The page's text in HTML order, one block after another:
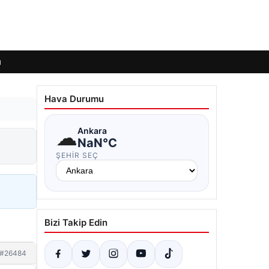
#26484
Hava Durumu
☁Ankara
NaN°C
ŞEHIR SEÇ
Bizi Takip Edin